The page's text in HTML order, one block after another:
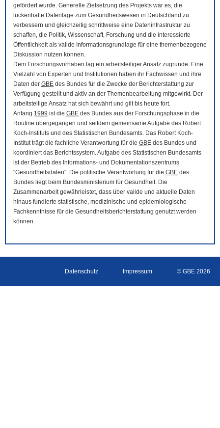
gefördert wurde. Generelle Zielsetzung des Projekts war es, die
lückenhafte Datenlage zum Gesundheitswesen in Deutschland zu
verbessern und gleichzeitig schrittweise eine Dateninfrastruktur zu
schaffen, die Politik, Wissenschaft, Forschung und die interessierte
Öffentlichkeit als valide Informationsgrundlage für eine themenbezogene
Diskussion nutzen können.
Dem Forschungsvorhaben lag ein arbeitsteiliger Ansatz zugrunde. Eine
Vielzahl von Experten und Institutionen haben ihr Fachwissen und ihre
Daten der GBE des Bundes für die Zwecke der Berichterstattung zur
Verfügung gestellt und aktiv an der Themenbearbeitung mitgewirkt. Der
arbeitsteilige Ansatz hat sich bewährt und gilt bis heute fort.
Anfang 1999 ist die GBE des Bundes aus der Forschungsphase in die
Routine übergegangen und seitdem gemeinsame Aufgabe des Robert
Koch-Instituts und des Statistischen Bundesamts. Das Robert Koch-
Institut trägt die fachliche Verantwortung für die GBE des Bundes und
koordiniert das Berichtssystem. Aufgabe des Statistischen Bundesamts
ist der Betrieb des Informations- und Dokumentationszentrums
"Gesundheitsdaten". Die politische Verantwortung für die GBE des
Bundes liegt beim Bundesministerium für Gesundheit. Die
Zusammenarbeit gewährleistet, dass über valide und aktuelle Daten
hinaus fundierte statistische, medizinische und epidemiologische
Fachkenntnisse für die Gesundheitsberichterstattung genutzt werden
können.
Datenschutz Impressum © GBE 2026